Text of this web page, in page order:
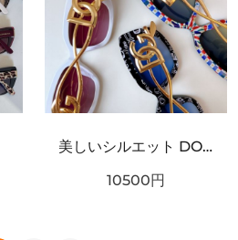
美しいシルエット DOLCE＆GABBANA ドルチェ＆ガッバーナ コピー サングラス 極上の着心地
10500円